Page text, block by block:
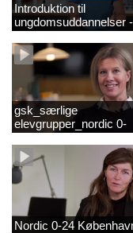
Introduktion til
ungdomsuddannelser
Thomsen
gsk_særlige
elevgrupper_nordic 0-
24_frederikshavn
Nordic 0-24